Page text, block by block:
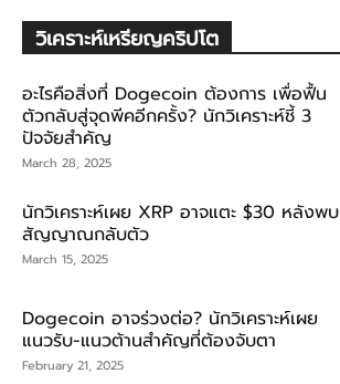
วิเคราะห์เหรียญคริปโต
อะไรคือสิ่งที่ Dogecoin ต้องการ เพื่อฟื้น
ตัวกลับสู่จุดพีคอีกครั้ง? นักวิเคราะห์ชี้ 3
ปัจจัยสำคัญ
March 28, 2025
นักวิเคราะห์เผย XRP อาจแตะ $30 หลังพบ
สัญญาณกลับตัว
March 15, 2025
Dogecoin อาจร่วงต่อ? นักวิเคราะห์เผย
แนวรับ-แนวต้านสำคัญที่ต้องจับตา
February 21, 2025